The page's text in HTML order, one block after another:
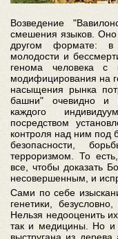
Возведение
смешения языков.
другом формате: в
молодости и
генома человека с
модифицирования на
насыщения рынка
башни" очевидно и
каждого
посредством
контроля над ним под
безопасности,
терроризмом. То
все, чтобы доказать
несовершенным, и
Сами по себе
генетики,
Нельзя недооценить
так и медицины. Но и